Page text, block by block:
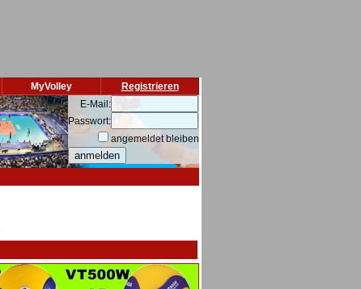
Registrieren
MyVolley
E-Mail:
Passwort:
angemeldet bleiben